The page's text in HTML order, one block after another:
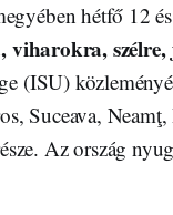
hétfő 12
szélre,
(ISU)
Suceava,
Az ország